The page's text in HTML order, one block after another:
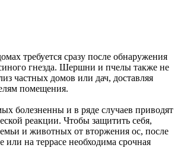
требуется сразу после обнаружения
гнезда. Шершни и пчелы также не
частных домов или дач, доставляя
помещения.
болезненны и в ряде случаев приводят
реакции. Чтобы защитить себя,
и животных от вторжения ос, после
или на террасе необходима срочная